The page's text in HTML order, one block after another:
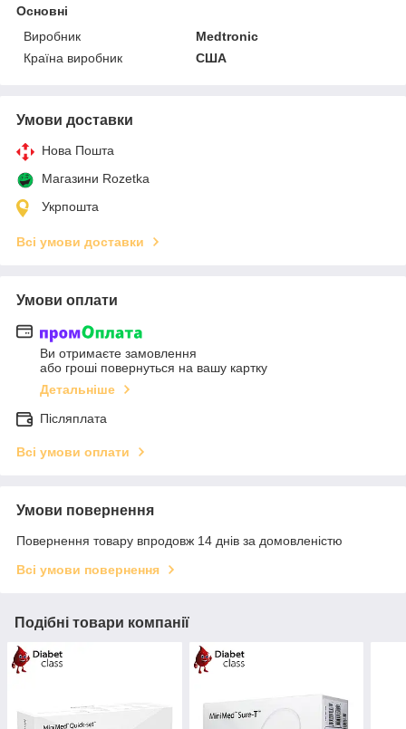
Основні
Виробник
Medtronic
Країна виробник
США
Умови доставки
Нова Пошта
Магазини Rozetka
Укрпошта
Всі умови доставки
Умови оплати
Ви отримаєте замовлення
або гроші повернуться на вашу картку
Детальніше
Післяплата
Всі умови оплати
Умови повернення
Повернення товару впродовж 14 днів за домовленістю
Всі умови повернення
Подібні товари компанії